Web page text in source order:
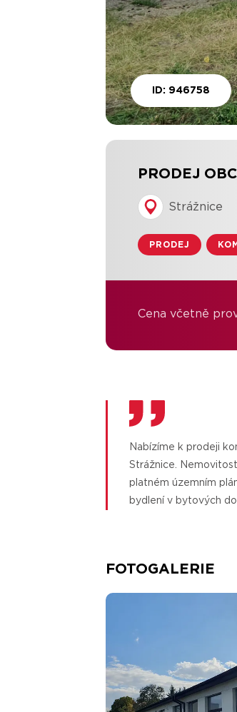
ID: 946758
PRODEJ
Strážnice
PRODEJ
Cena včetně
Nabízíme k prodeji komerční budovu v
Strážnice.
platném územním plánu města, jsou pozemky
bydlení v bytových
v kombinaci rezidenčního bydlení a
bydlení (není
podobě pro provozování nerušící výroby a
FOTOGALERIE